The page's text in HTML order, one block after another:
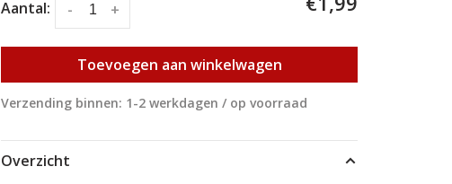
Aantal: +
-
Toevoegen aan winkelwagen
Verzending binnen: 1-2 werkdagen / op voorraad
Overzicht